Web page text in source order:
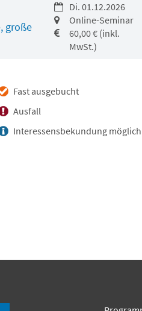
große
Di. 01.12.2026
Online-Seminar
60,00 € (inkl.
MwSt.)
Fast ausgebucht
Ausfall
Interessensbekundung möglich